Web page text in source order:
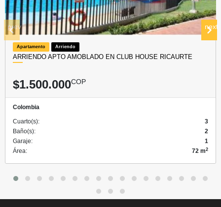
Apartamento Arriendo
ARRIENDO APTO AMOBLADO EN CLUB HOUSE RICAURTE
$1.500.000COP
Colombia
Cuarto(s):
3
Baño(s):
2
Garaje:
1
Área:
72 m2
prev next